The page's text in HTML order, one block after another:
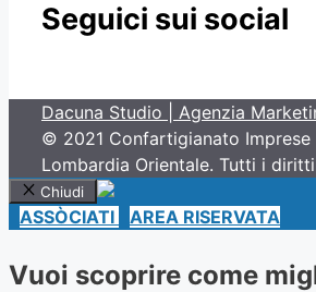
Seguici sui social
Dacuna Studio | Agenzia
© 2021 Confartigianato Imprese
Lombardia Orientale. Tutti i
Chiudi
ASSÒCIATI AREA RISERVATA
Vuoi scoprire come